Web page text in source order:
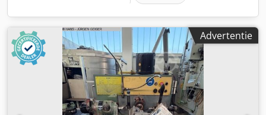
Advertentie